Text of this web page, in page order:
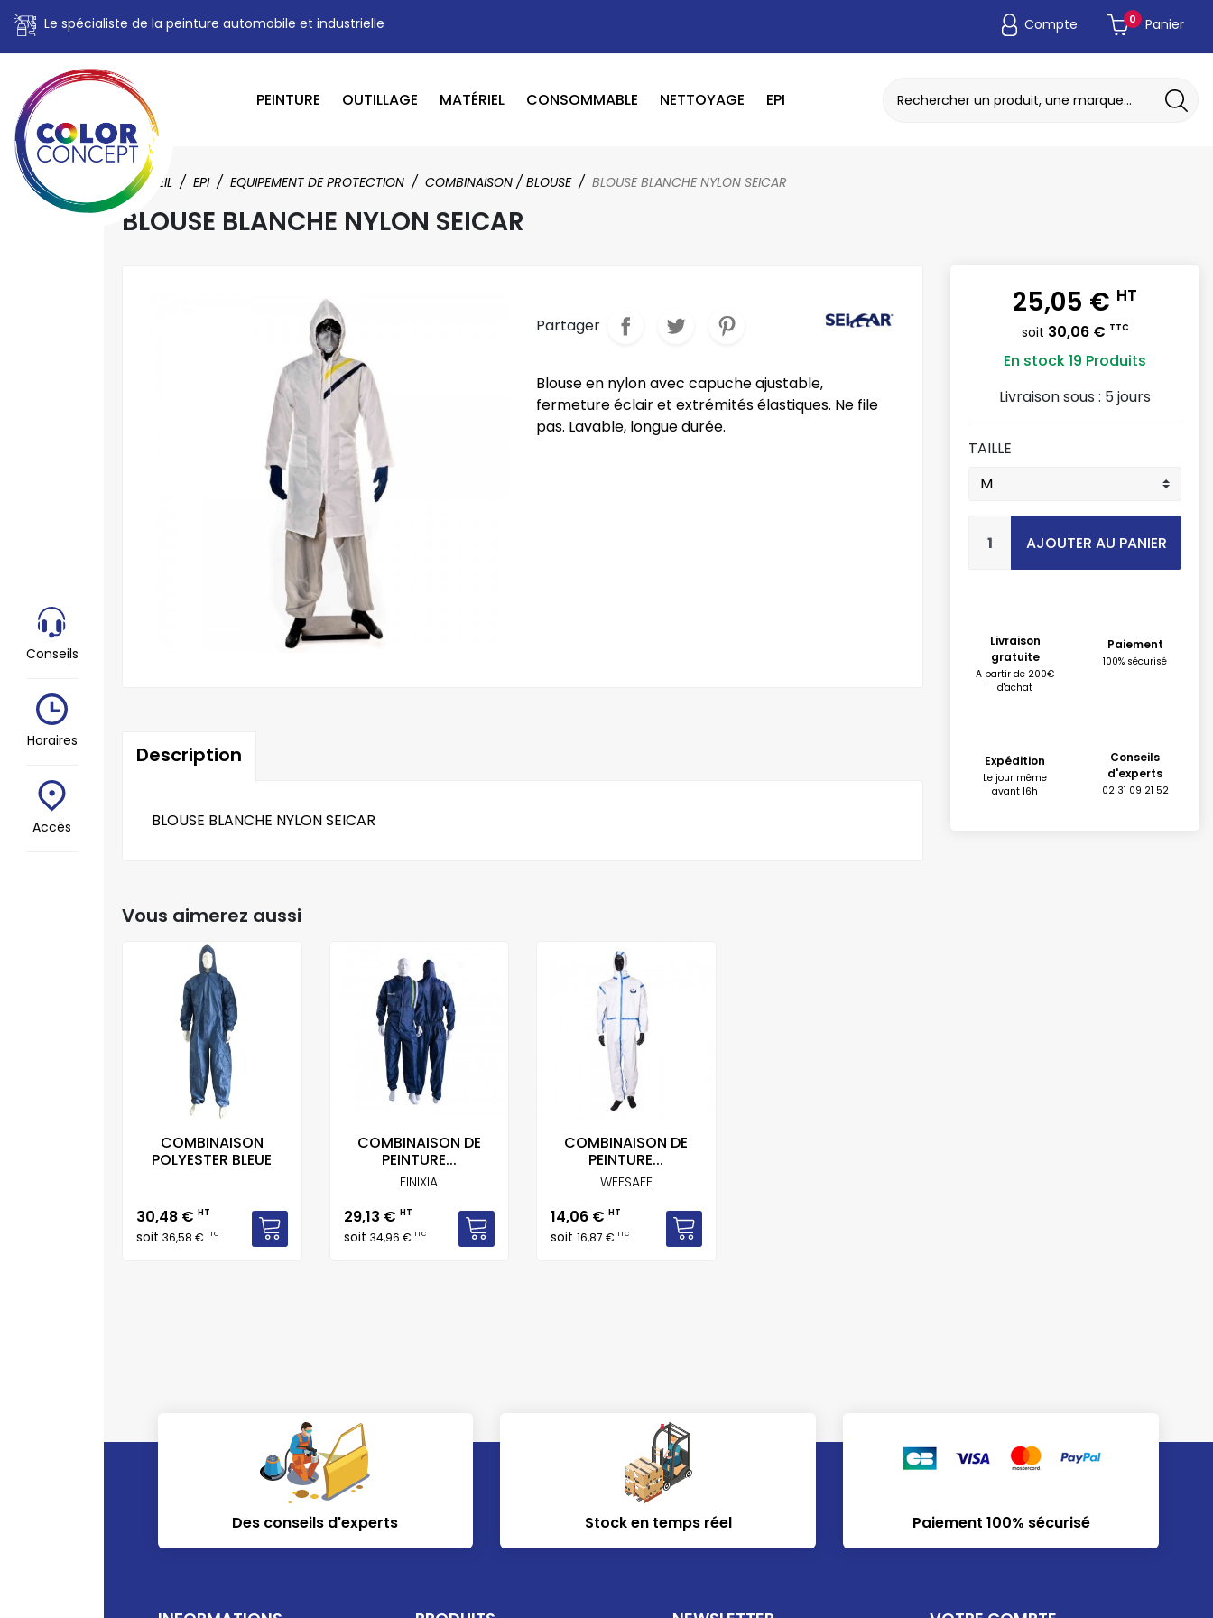
Le spécialiste de la peinture automobile et industrielle Compte 0 Panier
PEINTURE OUTILLAGE MATÉRIEL CONSOMMABLE NETTOYAGE EPI
ACCUEIL EPI EQUIPEMENT DE PROTECTION COMBINAISON / BLOUSE BLOUSE BLANCHE NYLON SEICAR
BLOUSE BLANCHE NYLON SEICAR
Partager
Blouse en nylon avec capuche ajustable,
fermeture éclair et extrémités élastiques. Ne file
pas. Lavable, longue durée.
Description
BLOUSE BLANCHE NYLON SEICAR
Vous aimerez aussi
COMBINAISON
POLYESTER BLEUE
Prix
30,48 € HT
soit 36,58 €TTC
COMBINAISON DE
PEINTURE...
FINIXIA
Prix
29,13 € HT
soit 34,96 €TTC
COMBINAISON DE
PEINTURE...
WEESAFE
Prix
14,06 € HT
soit 16,87 €TTC
25,05 € HT
soit 30,06 € TTC
En stock19 Produits
Livraison sous : 5 jours
TAILLE
AJOUTER AU PANIER
Livraison
gratuite
A partir de 200€
d'achat
Paiement
100% sécurisé
Expédition
Le jour même
avant 16h
Conseils
d'experts
02 31 09 21 52
Des conseils d'experts Stock en temps réel Paiement 100% sécurisé
Conseils
Horaires
Accès